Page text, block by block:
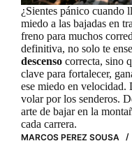
¿Sientes pánico cuando
miedo a las bajadas en
freno para muchos
definitiva, no solo te
descenso correcta, sino
clave para fortalecer,
ese miedo en velocidad.
volar por los senderos.
arte de bajar en la
cada carrera.
MARCOS PEREZ SOUSA